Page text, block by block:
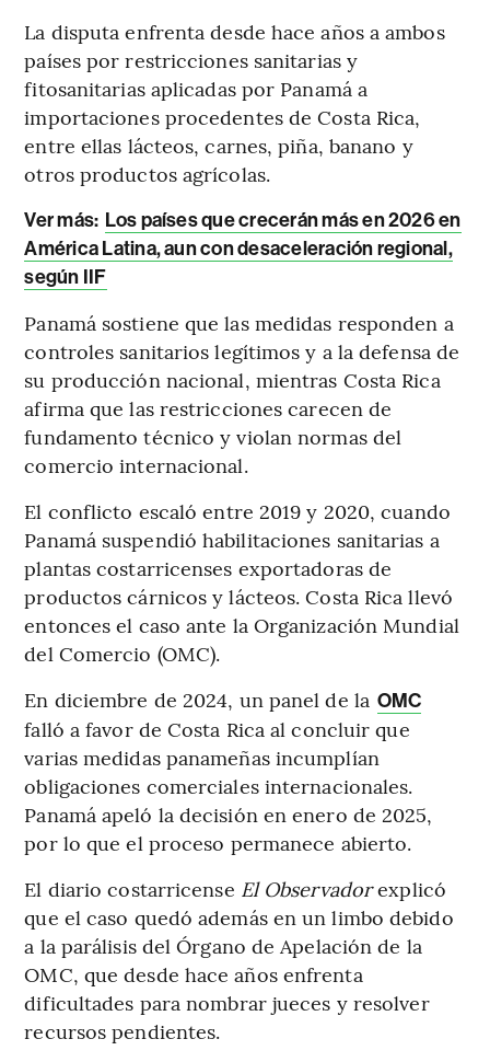
La disputa enfrenta desde hace años a ambos
países por restricciones sanitarias y
fitosanitarias aplicadas por Panamá a
importaciones procedentes de Costa Rica,
entre ellas lácteos, carnes, piña, banano y
otros productos agrícolas.
Ver más: Los países que crecerán más en 2026 en
América Latina, aun con desaceleración regional,
según IIF
Panamá sostiene que las medidas responden a
controles sanitarios legítimos y a la defensa de
su producción nacional, mientras Costa Rica
afirma que las restricciones carecen de
fundamento técnico y violan normas del
comercio internacional.
El conflicto escaló entre 2019 y 2020, cuando
Panamá suspendió habilitaciones sanitarias a
plantas costarricenses exportadoras de
productos cárnicos y lácteos. Costa Rica llevó
entonces el caso ante la Organización Mundial
del Comercio (OMC).
En diciembre de 2024, un panel de la OMC
falló a favor de Costa Rica al concluir que
varias medidas panameñas incumplían
obligaciones comerciales internacionales.
Panamá apeló la decisión en enero de 2025,
por lo que el proceso permanece abierto.
El diario costarricense El Observadorexplicó
que el caso quedó además en un limbo debido
a la parálisis del Órgano de Apelación de la
OMC, que desde hace años enfrenta
dificultades para nombrar jueces y resolver
recursos pendientes.